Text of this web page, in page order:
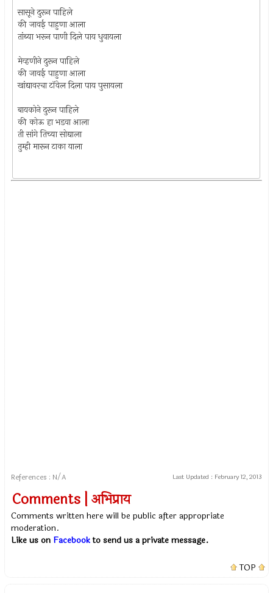
सासूने दुरून पाहिले
की जावई पाहुणा आला
तांब्या भरून पाणी दिले पाय धुवायला
मेव्हणीने दुरून पाहिले
की जावई पाहुणा आला
खांद्यावरचा टॉवेल दिला पाय पुसायला
बायकोने दुरून पाहिले
की कोऊ हा भडवा आला
ती सांगे तिच्या सोद्याला
तुम्ही मारून टाका याला
References : N/A Last Updated : February 12, 2013
Comments | अभिप्राय
Comments written here will be public after appropriate
moderation.
Like us on Facebookto send us a private message.
TOP